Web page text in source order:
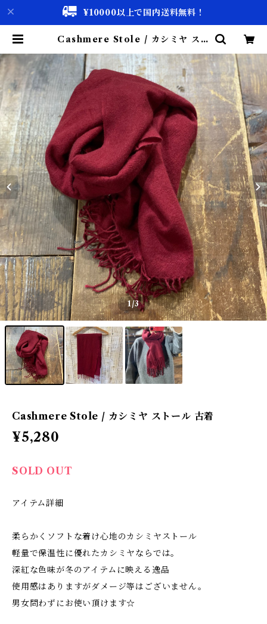
¥10000以上で国内送料無料！
Cashmere Stole / カシミヤ スト
【古着 & Vintage 通販】
1/3
Cashmere Stole / カシミヤ ストール 古着
¥5,280
SOLD OUT
アイテム詳細
柔らかくソフトな着け心地のカシミヤストール
軽量で保温性に優れたカシミヤならでは。
深紅な色味が冬のアイテムに映える逸品
使用感はありますがダメージ等はございません。
男女問わずにお使い頂けます☆